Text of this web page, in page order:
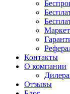
Контакты
О компании
Отзывы